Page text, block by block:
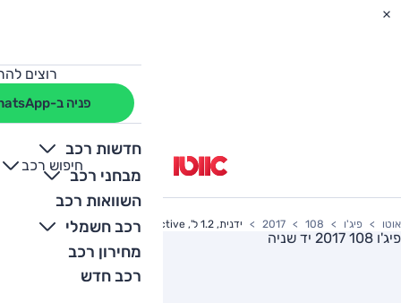
רוצים
פניה ב-WhatsApp
חדשות רכב
מבחני רכב
השוואות רכב
רכב חשמלי
מחירון רכב
רכב חדש
חיפוש רכב
+
-
אוטו פיג'ו 108
2017 ידנית, 1.2 ל', Active
פיג'ו 108 2017 יד שניה